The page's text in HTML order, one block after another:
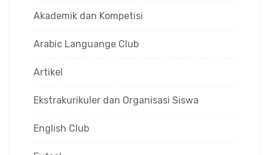
Akademik dan Kompetisi
Arabic Languange Club
Artikel
Ekstrakurikuler dan Organisasi Siswa
English Club